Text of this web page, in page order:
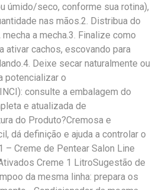
úmido/seco, conforme sua rotina),
nas mãos.2. Distribua do
a mecha.3. Finalize como
ativar cachos, escovando para
Deixe secar naturalmente ou
potencializar o
consulte a embalagem do
e atualizada de
do Produto?Cremosa e
dá definição e ajuda a controlar o
– Creme de Pentear Salon Line
Creme 1 LitroSugestão de
da mesma linha: prepara os